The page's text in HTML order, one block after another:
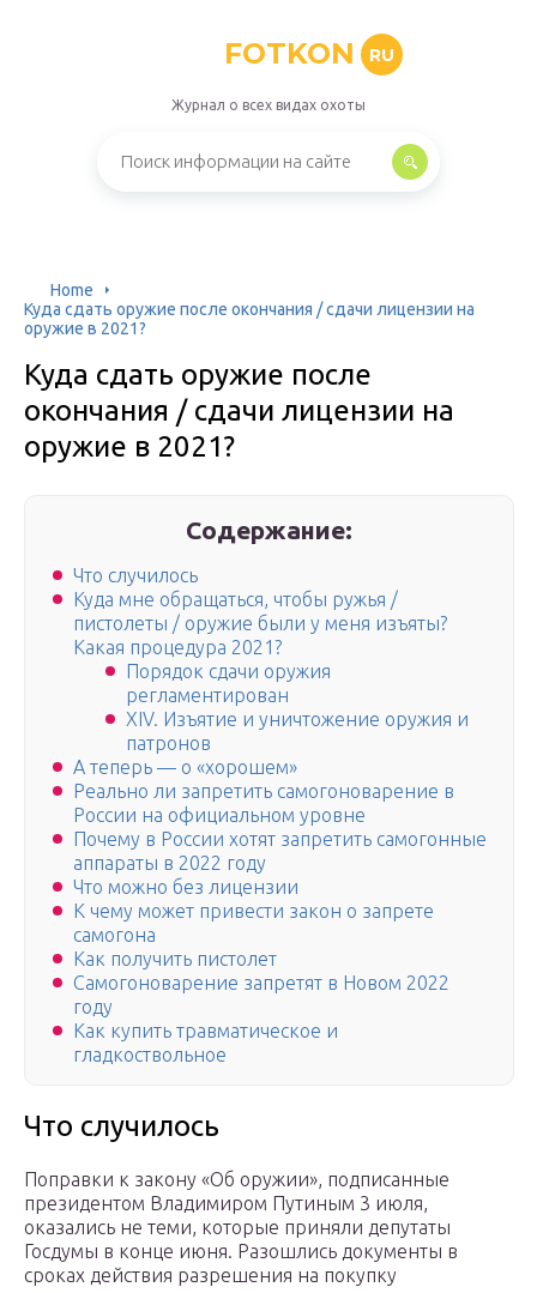
FOTKON RU
Журнал о всех видах охоты
Home
Куда сдать оружие после окончания / сдачи лицензии на
оружие в 2021?
Куда сдать оружие после
окончания / сдачи лицензии на
оружие в 2021?
Содержание:
Что случилось
Куда мне обращаться, чтобы ружья /
пистолеты / оружие были у меня изъяты?
Какая процедура 2021?
Порядок сдачи оружия
регламентирован
XIV. Изъятие и уничтожение оружия и
патронов
А теперь — о «хорошем»
Реально ли запретить самогоноварение в
России на официальном уровне
Почему в России хотят запретить самогонные
аппараты в 2022 году
Что можно без лицензии
К чему может привести закон о запрете
самогона
Как получить пистолет
Самогоноварение запретят в Новом 2022
году
Как купить травматическое и
гладкоствольное
Что случилось
Поправки к закону «Об оружии», подписанные
президентом Владимиром Путиным 3 июля,
оказались не теми, которые приняли депутаты
Госдумы в конце июня. Разошлись документы в
сроках действия разрешения на покупку